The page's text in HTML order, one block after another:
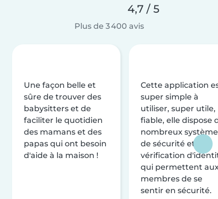
4,7 / 5
Plus de 3 400 avis
Une façon belle et
sûre de trouver des
babysitters et de
faciliter le quotidien
des mamans et des
papas qui ont besoin
d'aide à la maison !
Cette application
super simple à
utiliser, super utile,
fiable, elle dispose
nombreux
de sécurité et de
vérification
qui permettent
membres de se
sentir en sécurité.